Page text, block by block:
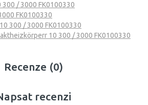
/ 3000 FK0100330
FK0100330
300 / 3000 FK0100330
10 300 / 3000 FK0100330
Recenze (0)
recenzi